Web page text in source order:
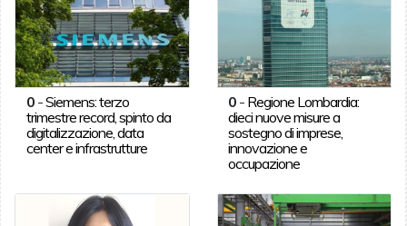
0-Siemens: terzo
trimestre record, spinto da
digitalizzazione, data
center e infrastrutture
0 - Regione Lombardia:
dieci nuove misure a
sostegno di imprese,
innovazione e
occupazione